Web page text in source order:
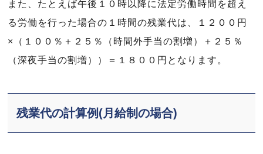
また、たとえば午後１０時以降に法定労働時間を超え
る労働を行った場合の１時間の残業代は、１２００円
×（１００％＋２５％（時間外手当の割増）＋２５％
（深夜手当の割増））＝１８００円となります。
残業代の計算例(月給制の場合)